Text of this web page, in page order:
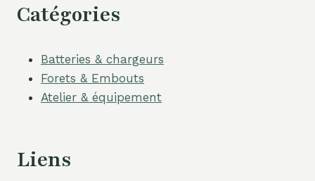
Catégories
Batteries & chargeurs
Forets & Embouts
Atelier & équipement
Liens